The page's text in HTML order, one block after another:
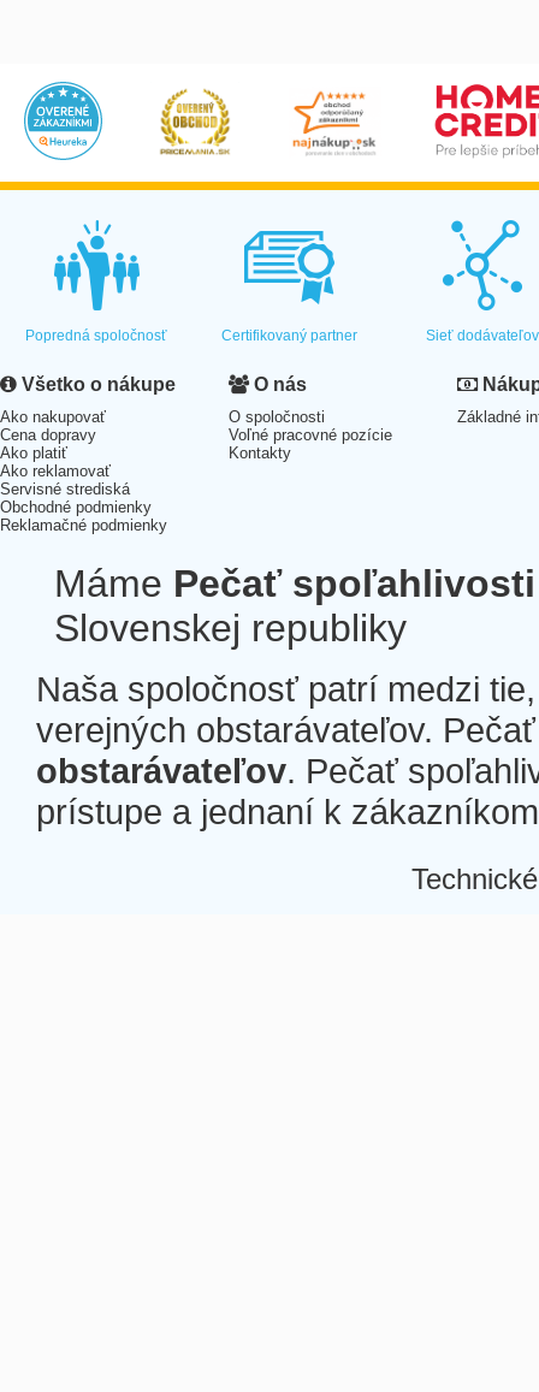
Popredná spoločnosť Certifikovaný partner Sieť dodávateľov
Všetko o nákupe
Ako nakupovať
Cena dopravy
Ako platiť
Ako reklamovať
Servisné strediská
Obchodné podmienky
Reklamačné podmienky
O nás
O spoločnosti
Voľné pracovné pozície
Kontakty
Základné
Máme Pečať spoľahlivosti
Slovenskej republiky
Naša spoločnosť patrí medzi
verejných obstarávateľov.
obstarávateľov. Pečať
prístupe a jednaní k